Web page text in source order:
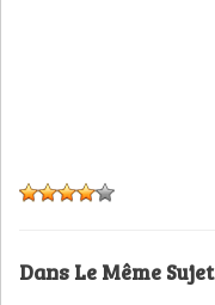
Dans Le Même Sujet